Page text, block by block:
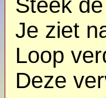
Steek
Je ziet
Loop
Deze